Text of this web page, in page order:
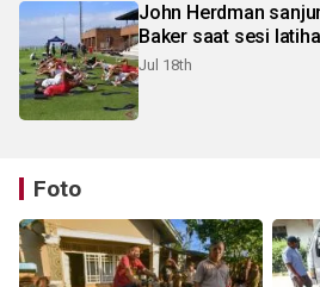
John Herdman
Baker saat sesi
Jul 18th
Foto